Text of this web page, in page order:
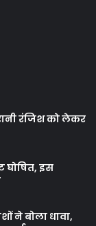
रंजिश को लेकर
घोषित, इस
ने बोला धावा,